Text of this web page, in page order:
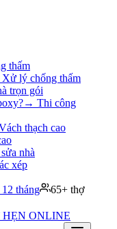
thấm
Xử lý chống thấm
trọn gói
→ Thi công
thạch cao
nhà
xép
tháng
65+ thợ
ONLINE